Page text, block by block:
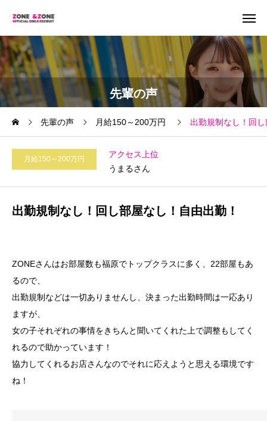
先輩の声
先輩の声 月給150～200万円 出勤規制なし！回
月給150～200万円
アクセス上位
うまるさん
出勤規制なし！回し部屋なし！自由出勤！
ZONEさんはお部屋数も福原でトップクラスに多く、22部屋もあ
るので、
出勤規制などは一切ありませんし、決まった出勤時間は一応あり
ますが、
女の子それぞれの事情をきちんと聞いてくれた上で調整もしてく
れるので助かっています！
協力してくれるお店さんなのでそれに応えようと思える環境です
ね！